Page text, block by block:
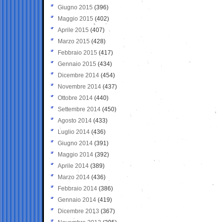
Giugno 2015 (396)
Maggio 2015 (402)
Aprile 2015 (407)
Marzo 2015 (428)
Febbraio 2015 (417)
Gennaio 2015 (434)
Dicembre 2014 (454)
Novembre 2014 (437)
Ottobre 2014 (440)
Settembre 2014 (450)
Agosto 2014 (433)
Luglio 2014 (436)
Giugno 2014 (391)
Maggio 2014 (392)
Aprile 2014 (389)
Marzo 2014 (436)
Febbraio 2014 (386)
Gennaio 2014 (419)
Dicembre 2013 (367)